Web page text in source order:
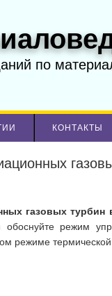
по
КОНТАКТЫ
газовых
обоснуйте режим
режиме